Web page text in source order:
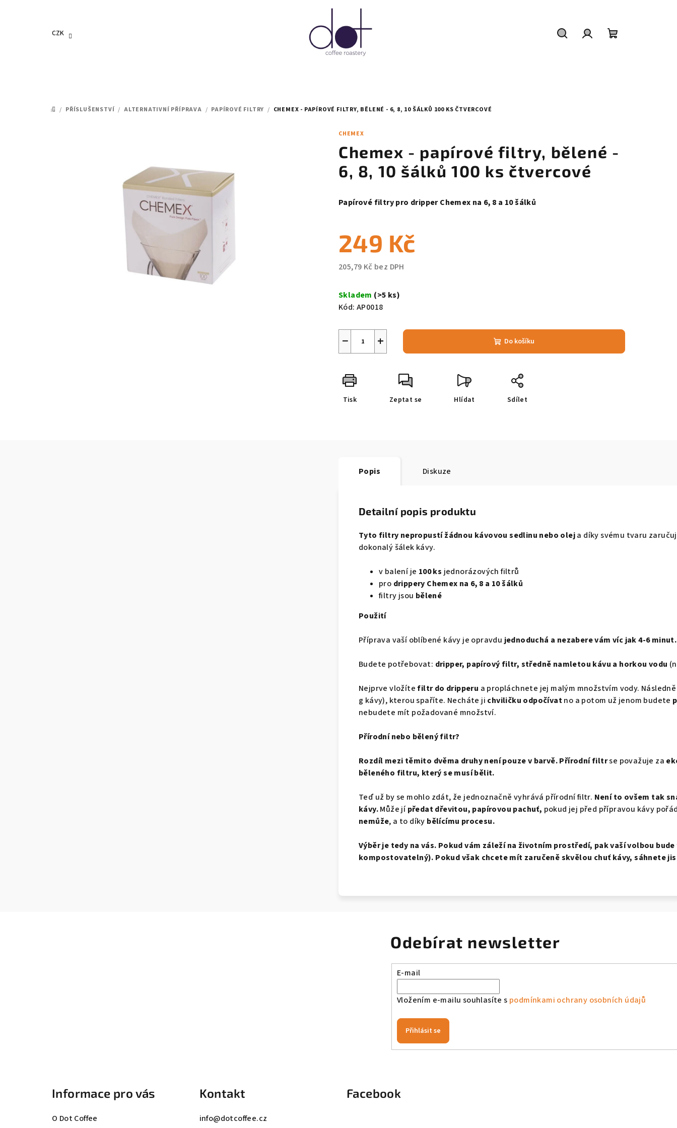
CZK
DOMŮ
/ PŘÍSLUŠENSTVÍ / ALTERNATIVNÍ PŘÍPRAVA / PAPÍROVÉ FILTRY / CHEMEX - PAPÍROVÉ FILTRY, BĚLENÉ - 6, 8, 10 ŠÁLKŮ 100 KS ČTVERCOVÉ
CHEMEX
Chemex - papírové filtry, bělené -
6, 8, 10 šálků 100 ks čtvercové
Papírové filtry pro dripper Chemex na 6, 8 a 10 šálků
249 Kč
205,79 Kč bez DPH
cena:
Skladem (>5 ks)
Kód: AP0018
+
− Do košíku
Tisk Zeptat se Hlídat Sdílet
Popis Diskuze
Detailní popis produktu
Tyto filtry nepropustí žádnou kávovou sedlinu nebo oleja díky svému tvaru
dokonalý šálek kávy.
v balení je 100 ks jednorázových filtrů
pro drippery Chemex na 6, 8 a 10 šálků
filtry jsou bělené
Použití
Příprava vaší oblíbené kávy je opravdu jednoduchá a nezabere vám víc jak 4-6 minut.
Budete potřebovat: dripper, papírový filtr, středně namletou kávu a horkou vodu
Nejprve vložíte filtr do dripperu a propláchnete jej malým množstvím vody. Následně
g kávy), kterou spaříte. Necháte ji chviličku odpočívatno a potom už jenom budete
nebudete mít požadované množství.
Přírodní nebo bělený filtr?
Rozdíl mezi těmito dvěma druhy není pouze v barvě. Přírodní filtrse považuje za
běleného filtru, který se musí bělit.
Teď už by se mohlo zdát, že jednoznačně vyhrává přírodní filtr. Není to ovšem tak
kávy.Může jí předat dřevitou, papírovou pachuť, pokud jej před přípravou kávy
nemůže, a to díky bělícímu procesu.
Výběr je tedy na vás. Pokud vám záleží na životním prostředí, pak vaší volbou
kompostovatelný). Pokud však chcete mít zaručeně skvělou chuť kávy, sáhnete
Odebírat newsletter
E-mail
Vložením e-mailu souhlasíte s podmínkami ochrany osobních údajů
Přihlásit se
Informace pro vás
O Dot Coffee
Kontakt
info@dotcoffee.cz
Facebook